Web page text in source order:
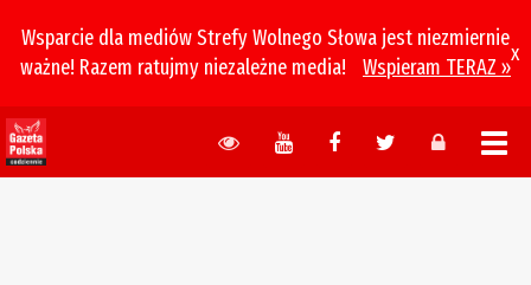
Wsparcie dla mediów Strefy Wolnego Słowa jest niezmiernie
ważne! Razem ratujmy niezależne media!
Wspieram TERAZ »
x